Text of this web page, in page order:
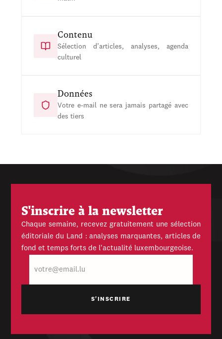
Contenu
Sélection d’articles, analyses, agenda
culturel
Données
Votre e-mail ne sera jamais partagé avec
des tiers
S'inscrire à la newsletter
Chaque semaine, recevez gratuitement une sélection
éditoriale du Land : analyses marquantes, articles de
fond et temps forts de l'actualité luxembourgeoise.
mail